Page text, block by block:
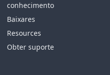
conhecimento
Baixares
Resources
Obter suporte